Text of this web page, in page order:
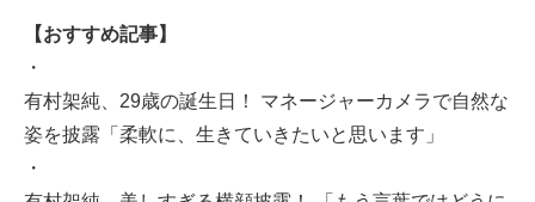
【おすすめ記事】
・
有村架純、29歳の誕生日！ マネージャーカメラで自然な
姿を披露「柔軟に、生きていきたいと思います」
・